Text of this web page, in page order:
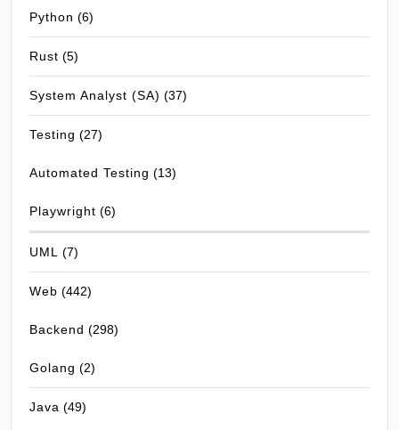
Python (6)
Rust (5)
System Analyst (SA) (37)
Testing (27)
Automated Testing (13)
Playwright (6)
UML (7)
Web (442)
Backend (298)
Golang (2)
Java (49)